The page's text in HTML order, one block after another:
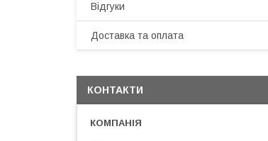
Відгуки
Доставка та оплата
КОНТАКТИ